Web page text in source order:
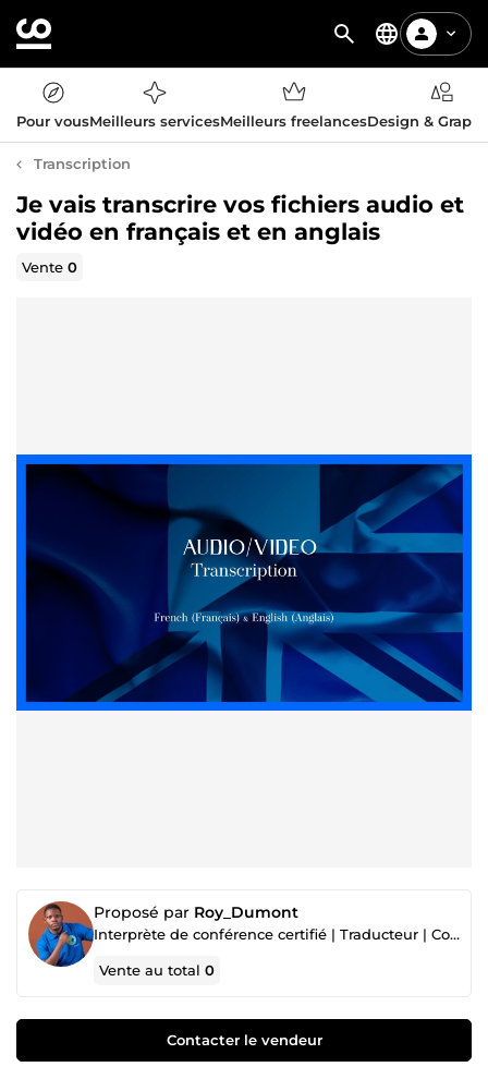
Pour vousMeilleurs servicesMeilleurs freelancesDesign &
Transcription
Je vais transcrire vos fichiers audio et
vidéo en français et en anglais
Vente0
Proposé par Roy_Dumont
Interprète de conférence certifié | Traducteur | Coach de langues (Ang & Fr)
Vente au total0
Contacter le vendeur